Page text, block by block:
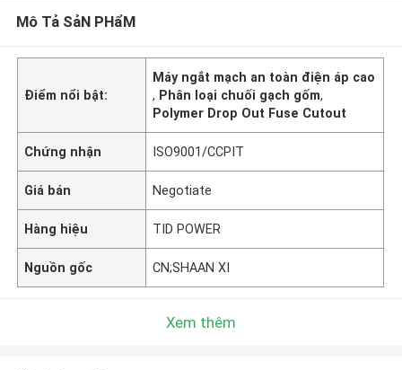
Mô Tả SảN PHẩM
Điểm nổi bật:
Máy ngắt mạch an toàn điện áp cao
, Phân loại chuối gạch gốm,
Polymer Drop Out Fuse Cutout
Chứng nhận ISO9001/CCPIT
Giá bán Negotiate
Hàng hiệu TID POWER
Nguồn gốc CN;SHAAN XI
Xem thêm